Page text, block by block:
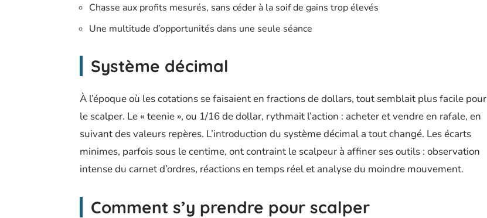
Chasse aux profits mesurés, sans céder à la soif de gains trop élevés
Une multitude d’opportunités dans une seule séance
Système décimal
À l’époque où les cotations se faisaient en fractions de dollars, tout semblait plus facile pour
le scalper. Le « teenie », ou 1/16 de dollar, rythmait l’action : acheter et vendre en rafale, en
suivant des valeurs repères. L’introduction du système décimal a tout changé. Les écarts
minimes, parfois sous le centime, ont contraint le scalpeur à affiner ses outils : observation
intense du carnet d’ordres, réactions en temps réel et analyse du moindre mouvement.
Comment s’y prendre pour scalper